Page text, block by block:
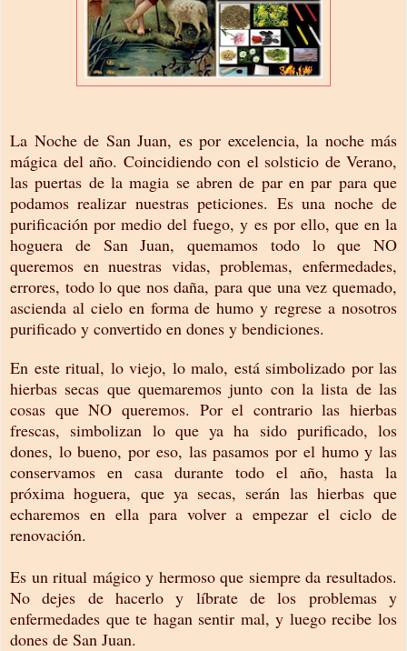
La Noche de San Juan, es por excelencia, la noche más
mágica del año. Coincidiendo con el solsticio de Verano,
las puertas de la magia se abren de par en par para que
podamos realizar nuestras peticiones. Es una noche de
purificación por medio del fuego, y es por ello, que en la
hoguera de San Juan, quemamos todo lo que NO
queremos en nuestras vidas, problemas, enfermedades,
errores, todo lo que nos daña, para que una vez quemado,
ascienda al cielo en forma de humo y regrese a nosotros
purificado y convertido en dones y bendiciones.
En este ritual, lo viejo, lo malo, está simbolizado por las
hierbas secas que quemaremos junto con la lista de las
cosas que NO queremos. Por el contrario las hierbas
frescas, simbolizan lo que ya ha sido purificado, los
dones, lo bueno, por eso, las pasamos por el humo y las
conservamos en casa durante todo el año, hasta la
próxima hoguera, que ya secas, serán las hierbas que
echaremos en ella para volver a empezar el ciclo de
renovación.
Es un ritual mágico y hermoso que siempre da resultados.
No dejes de hacerlo y líbrate de los problemas y
enfermedades que te hagan sentir mal, y luego recibe los
dones de San Juan.